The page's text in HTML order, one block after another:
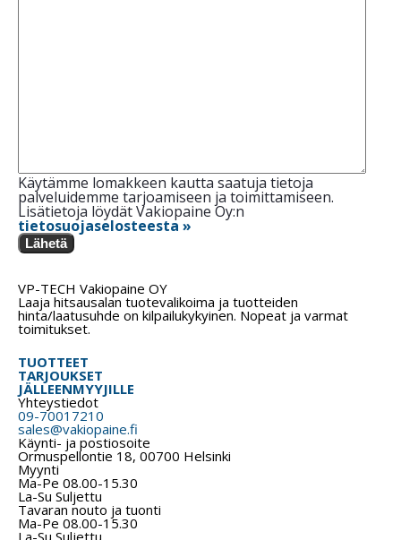
Käytämme lomakkeen kautta saatuja tietoja
palveluidemme tarjoamiseen ja toimittamiseen.
Lisätietoja löydät Vakiopaine Oy:n
tietosuojaselosteesta »
Lähetä
VP-TECH Vakiopaine OY
Laaja hitsausalan tuotevalikoima ja tuotteiden
hinta/laatusuhde on kilpailukykyinen. Nopeat ja varmat
toimitukset.
TUOTTEET
TARJOUKSET
JÄLLEENMYYJILLE
Yhteystiedot
09-70017210
sales@vakiopaine.fi
Käynti- ja postiosoite
Ormuspellontie 18, 00700 Helsinki
Myynti
Ma-Pe 08.00-15.30
La-Su Suljettu
Tavaran nouto ja tuonti
Ma-Pe 08.00-15.30